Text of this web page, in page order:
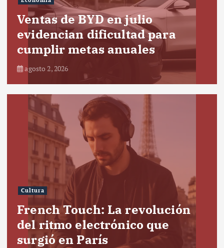
Ventas de BYD en julio
evidencian dificultad para
cumplir metas anuales
agosto 2, 2026
Cultura
French Touch: La revolución
del ritmo electrónico que
surgió en París